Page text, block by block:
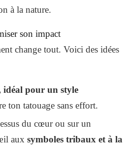
à la nature.
son impact
change tout. Voici des idées
idéal pour un style
ton tatouage sans effort.
du cœur ou sur un
aux symboles tribaux et à la